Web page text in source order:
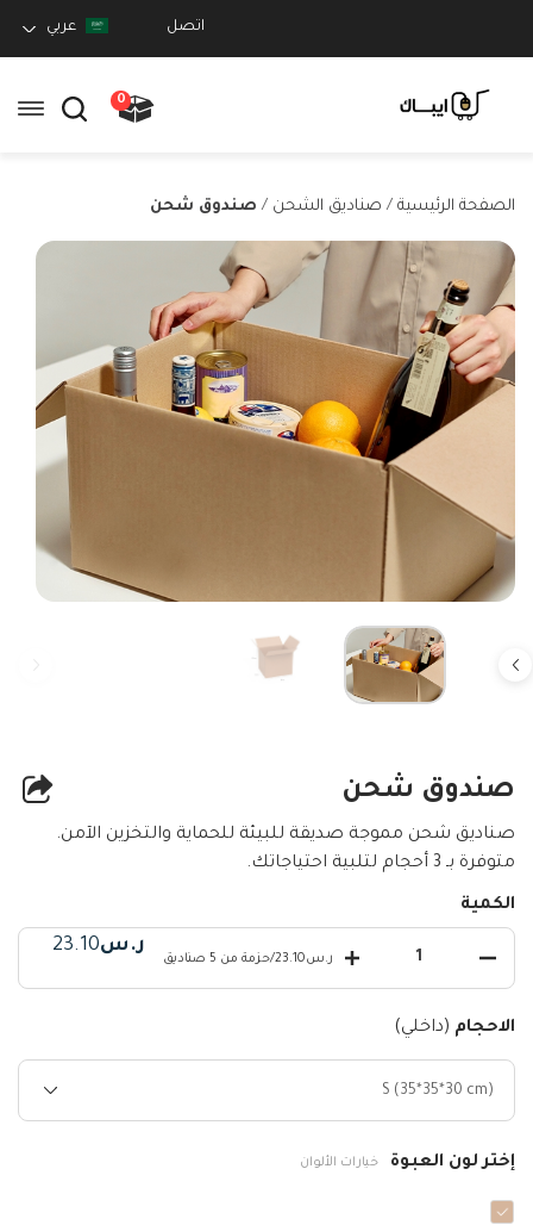
اتصل عربي
0
الصفحة الرئيسية / صناديق الشحن / صندوق شحن
صندوق شحن
صناديق شحن مموجة صديقة للبيئة للحماية والتخزين الآمن.
متوفرة بـ 3 أحجام لتلبية احتياجاتك.
الكمية
ر.س23.10 /حزمة من 5 صناديق
ر.س23.10
الاحجام (داخلي)
S (35*35*30 cm)
إختر لون العبوة خيارات الألوان